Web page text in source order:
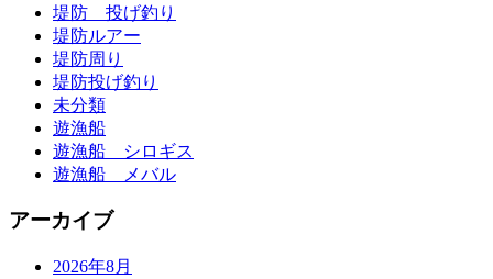
堤防 投げ釣り
堤防ルアー
堤防周り
堤防投げ釣り
未分類
遊漁船
遊漁船 シロギス
遊漁船 メバル
アーカイブ
2026年8月